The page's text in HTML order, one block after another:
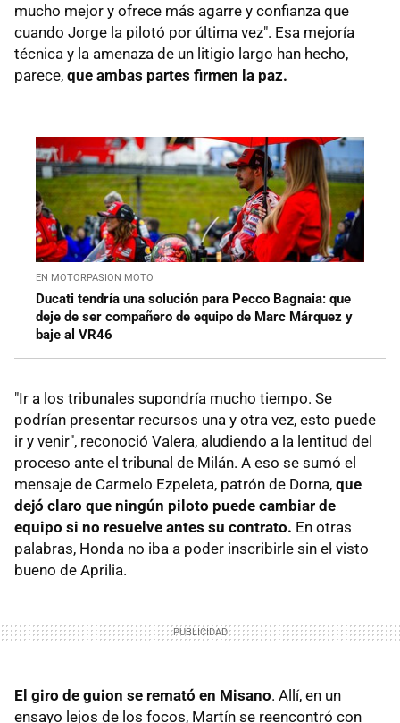
mucho mejor y ofrece más agarre y confianza que
cuando Jorge la pilotó por última vez". Esa mejoría
técnica y la amenaza de un litigio largo han hecho,
parece, que ambas partes firmen la paz.
EN MOTORPASION MOTO
Ducati tendría una solución para Pecco Bagnaia: que
deje de ser compañero de equipo de Marc Márquez y
baje al VR46
"Ir a los tribunales supondría mucho tiempo. Se
podrían presentar recursos una y otra vez, esto puede
ir y venir", reconoció Valera, aludiendo a la lentitud del
proceso ante el tribunal de Milán. A eso se sumó el
mensaje de Carmelo Ezpeleta, patrón de Dorna, que
dejó claro que ningún piloto puede cambiar de
equipo si no resuelve antes su contrato. En otras
palabras, Honda no iba a poder inscribirle sin el visto
bueno de Aprilia.
El giro de guion se remató en Misano. Allí, en un
ensayo lejos de los focos, Martín se reencontró con